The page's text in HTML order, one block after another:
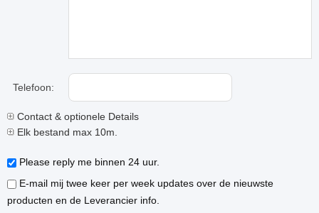
Telefoon:
Contact & optionele Details
Elk bestand max 10m.
Please reply me binnen 24 uur.
E-mail mij twee keer per week updates over de nieuwste
producten en de Leverancier info.